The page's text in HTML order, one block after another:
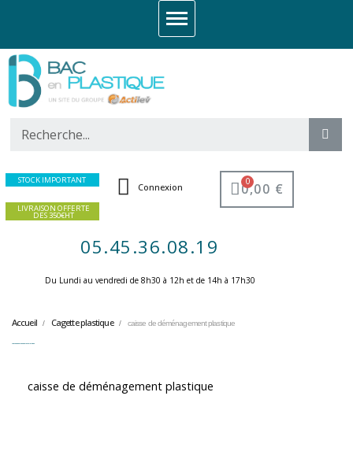
STOCK IMPORTANT
LIVRAISON OFFERTE
DES 350€HT
Connexion 0,00 €
05.45.36.08.19
Du Lundi au vendredi de 8h30 à 12h et de 14h à 17h30 ​
Accueil Cagette plastique caisse de déménagement plastique
caisse de déménagement plastique